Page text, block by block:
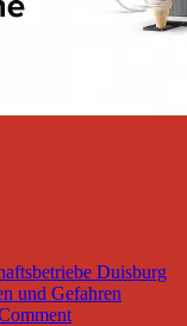
Duisburg
und Gefahren